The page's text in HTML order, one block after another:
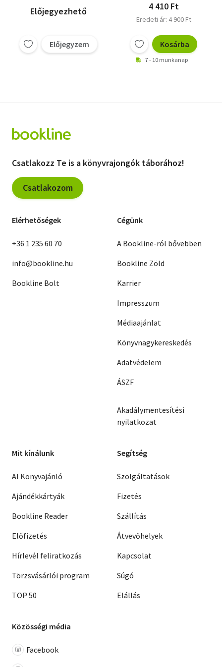
Előjegyezhető
Előjegyzem
4 410 Ft
Eredeti ár: 4 900 Ft
Kosárba
7 - 10 munkanap
Csatlakozz Te is a könyvrajongók táborához!
Csatlakozom
Elérhetőségek
+36 1 235 60 70
info@bookline.hu
Bookline Bolt
Cégünk
A Bookline-ról bővebben
Bookline Zöld
Karrier
Impresszum
Médiaajánlat
Könyvnagykereskedés
Adatvédelem
ÁSZF
Akadálymentesítési
nyilatkozat
Mit kínálunk
AI Könyvajánló
Ajándékkártyák
Bookline Reader
Előfizetés
Hírlevél feliratkozás
Törzsvásárlói program
TOP 50
Segítség
Szolgáltatások
Fizetés
Szállítás
Átvevőhelyek
Kapcsolat
Súgó
Elállás
Közösségi média
Facebook